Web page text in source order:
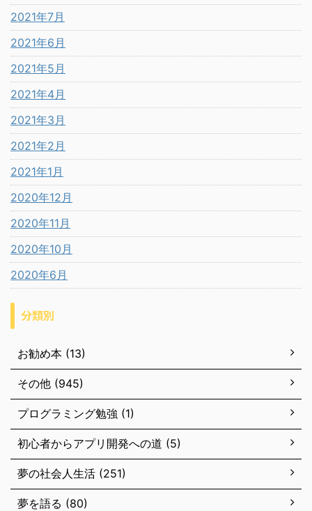
2021年7月
2021年6月
2021年5月
2021年4月
2021年3月
2021年2月
2021年1月
2020年12月
2020年11月
2020年10月
2020年6月
分類別
お勧め本 (13)
その他 (945)
プログラミング勉強 (1)
初心者からアプリ開発への道 (5)
夢の社会人生活 (251)
夢を語る (80)